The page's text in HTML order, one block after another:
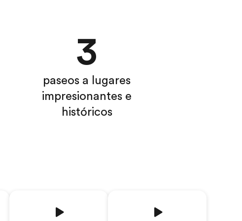
3
paseos a lugares
impresionantes e
históricos